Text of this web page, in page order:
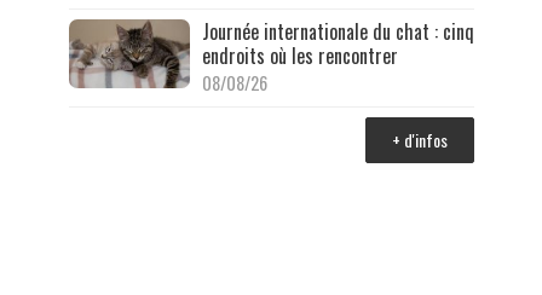
Journée internationale du chat : cinq
endroits où les rencontrer
08/08/26
+ d'infos